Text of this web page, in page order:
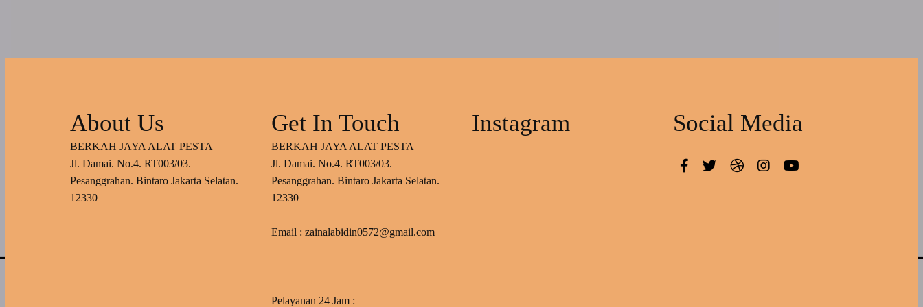
About Us
BERKAH JAYA ALAT PESTA
Jl. Damai. No.4. RT003/03.
Pesanggrahan. Bintaro Jakarta Selatan.
12330
Get In Touch
BERKAH JAYA ALAT PESTA
Jl. Damai. No.4. RT003/03.
Pesanggrahan. Bintaro Jakarta Selatan.
12330
Email : zainalabidin0572@gmail.com
Pelayanan 24 Jam :
Instagram Social Media